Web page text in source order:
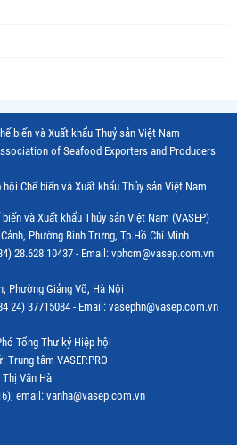
biến và Xuất khẩu Thuỷ sản Việt Nam
of Seafood Exporters and Producers
Chế biến và Xuất khẩu Thủy sản Việt Nam
và Xuất khẩu Thủy sản Việt Nam (VASEP)
Phường Bình Trưng, Tp.Hồ Chí Minh
28.628.10437 - Email: vphcm@vasep.com.vn
Phường Giảng Võ, Hà Nội
24) 37715084 - Email: vasephn@vasep.com.vn
Tổng Thư ký Hiệp hội
tâm VASEP.PRO
Vân Hà
email: vanha@vasep.com.vn